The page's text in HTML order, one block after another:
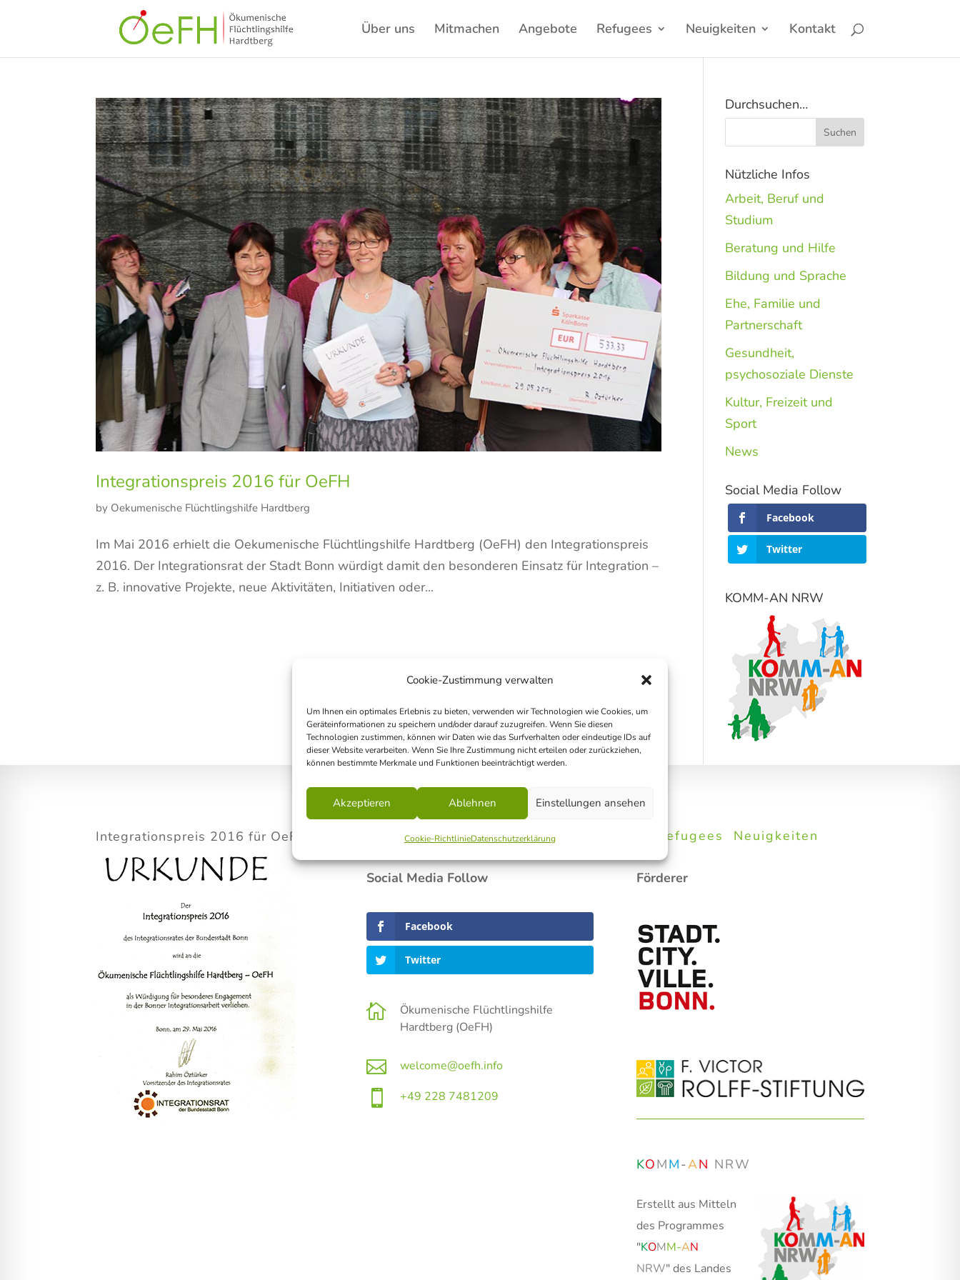
Cookie-Zustimmung verwalten
Um Ihnen ein optimales Erlebnis zu bieten, verwenden wir Technologien wie Cookies, um
Geräteinformationen zu speichern und/oder darauf zuzugreifen. Wenn Sie diesen
Technologien zustimmen, können wir Daten wie das Surfverhalten oder eindeutige IDs auf
dieser Website verarbeiten. Wenn Sie Ihre Zustimmung nicht erteilen oder zurückziehen,
können bestimmte Merkmale und Funktionen beeinträchtigt werden.
Akzeptieren Ablehnen Einstellungen ansehen
Cookie-RichtlinieDatenschutzerklärung
Über uns Mitmachen Angebote Refugees Neuigkeiten Kontakt
Integrationspreis 2016 für OeFH
by Oekumenische Flüchtlingshilfe Hardtberg
Im Mai 2016 erhielt die Oekumenische Flüchtlingshilfe Hardtberg (OeFH) den Integrationspreis
2016. Der Integrationsrat der Stadt Bonn würdigt damit den besonderen Einsatz für Integration –
z. B. innovative Projekte, neue Aktivitäten, Initiativen oder...
Durchsuchen…
Nützliche Infos
Arbeit, Beruf und
Studium
Beratung und Hilfe
Bildung und Sprache
Ehe, Familie und
Partnerschaft
Gesundheit,
psychosoziale Dienste
Kultur, Freizeit und
Sport
News
Social Media Follow
Facebook
Twitter
KOMM-AN NRW
Integrationspreis 2016 für OeFH Home Über uns Mitmachen Refugees Neuigkeiten
Social Media Follow
Facebook
Twitter

Ökumenische Flüchtlingshilfe
Hardtberg (OeFH)
 welcome@oefh.info
 +49 228 7481209
Förderer
KOMM-AN NRW
Erstellt aus Mitteln
des Programmes
"KOMM-AN
NRW" des Landes